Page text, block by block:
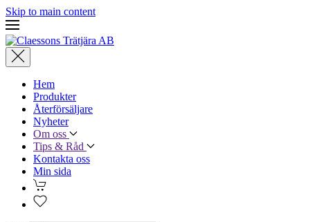
Skip to main content
Hem
Produkter
Återförsäljare
Nyheter
Om oss
Tips & Råd
Kontakta oss
Min sida